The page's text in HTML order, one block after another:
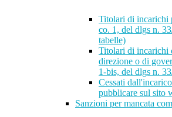
Titolari di incarichi
co. 1, del dlgs n.
tabelle)
Titolari di incarichi
direzione o di
1-bis, del dlgs n.
Cessati
pubblicare sul sito
Sanzioni per mancata